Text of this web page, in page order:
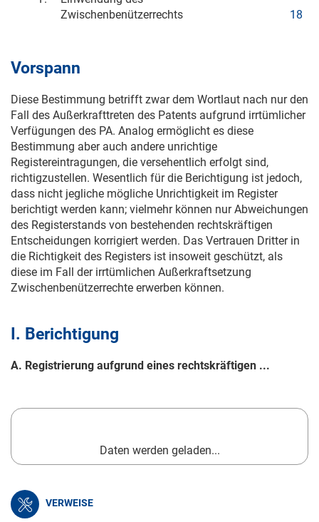
Zwischenbenützerrechts
18
Vorspann
Diese Bestimmung betrifft zwar dem Wortlaut nach nur den
Fall des Außerkrafttreten des Patents aufgrund irrtümlicher
Verfügungen des PA. Analog ermöglicht es diese
Bestimmung aber auch andere unrichtige
Registereintragungen, die versehentlich erfolgt sind,
richtigzustellen. Wesentlich für die Berichtigung ist jedoch,
dass nicht jegliche mögliche Unrichtigkeit im Register
berichtigt werden kann; vielmehr können nur Abweichungen
des Registerstands von bestehenden rechtskräftigen
Entscheidungen korrigiert werden. Das Vertrauen Dritter in
die Richtigkeit des Registers ist insoweit geschützt, als
diese im Fall der irrtümlichen Außerkraftsetzung
Zwischenbenützerrechte erwerben können.
I. Berichtigung
A. Registrierung aufgrund eines rechtskräftigen ...
Daten werden geladen...
VERWEISE